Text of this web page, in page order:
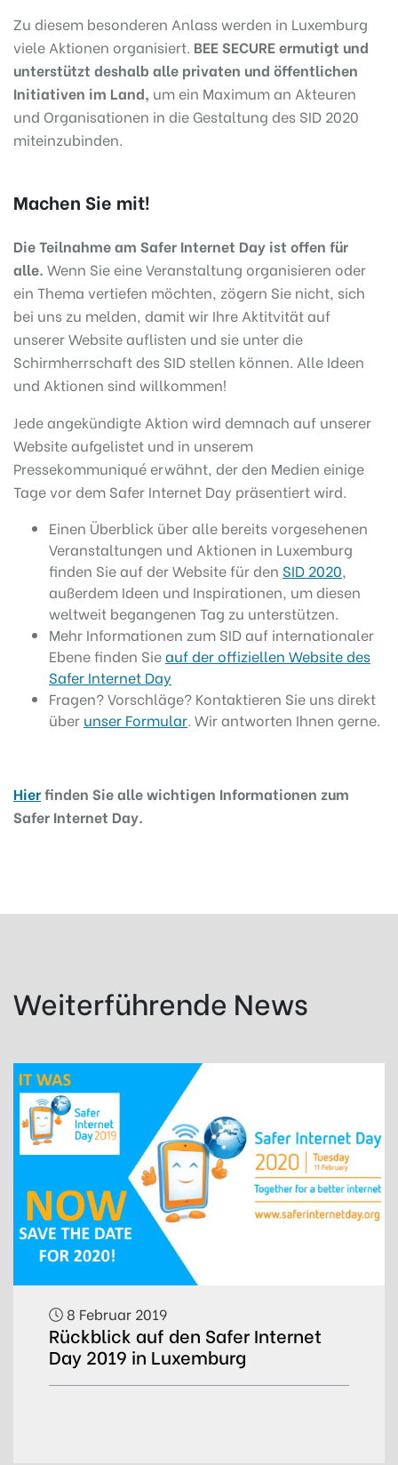
Zu diesem besonderen Anlass werden in Luxemburg
viele Aktionen organisiert. BEE SECURE ermutigt und
unterstützt deshalb alle privaten und öffentlichen
Initiativen im Land, um ein Maximum an Akteuren
und Organisationen in die Gestaltung des SID 2020
miteinzubinden.
Machen Sie mit!
Die Teilnahme am Safer Internet Day ist offen für
alle. Wenn Sie eine Veranstaltung organisieren oder
ein Thema vertiefen möchten, zögern Sie nicht, sich
bei uns zu melden, damit wir Ihre Aktitvität auf
unserer Website auflisten und sie unter die
Schirmherrschaft des SID stellen können. Alle Ideen
und Aktionen sind willkommen!
Jede angekündigte Aktion wird demnach auf unserer
Website aufgelistet und in unserem
Pressekommuniqué erwähnt, der den Medien einige
Tage vor dem Safer Internet Day präsentiert wird.
Einen Überblick über alle bereits vorgesehenen
Veranstaltungen und Aktionen in Luxemburg
finden Sie auf der Website für den SID 2020,
außerdem Ideen und Inspirationen, um diesen
weltweit begangenen Tag zu unterstützen.
Mehr Informationen zum SID auf internationaler
Ebene finden Sieauf der offiziellen Website des
Safer Internet Day
Fragen?Vorschläge? Kontaktieren Sie uns direkt
über unser Formular. Wir antworten Ihnen gerne.
Hierfinden Sie alle wichtigen Informationen zum
Safer Internet Day.
Weiterführende News
8 Februar 2019
Rückblick auf den Safer Internet
Day 2019 in Luxemburg